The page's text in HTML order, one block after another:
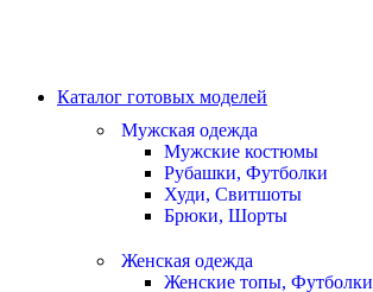
Каталог готовых моделей
Мужская одежда
Мужские костюмы
Рубашки, Футболки
Худи, Свитшоты
Брюки, Шорты
Женская одежда
Женские топы, Футболки